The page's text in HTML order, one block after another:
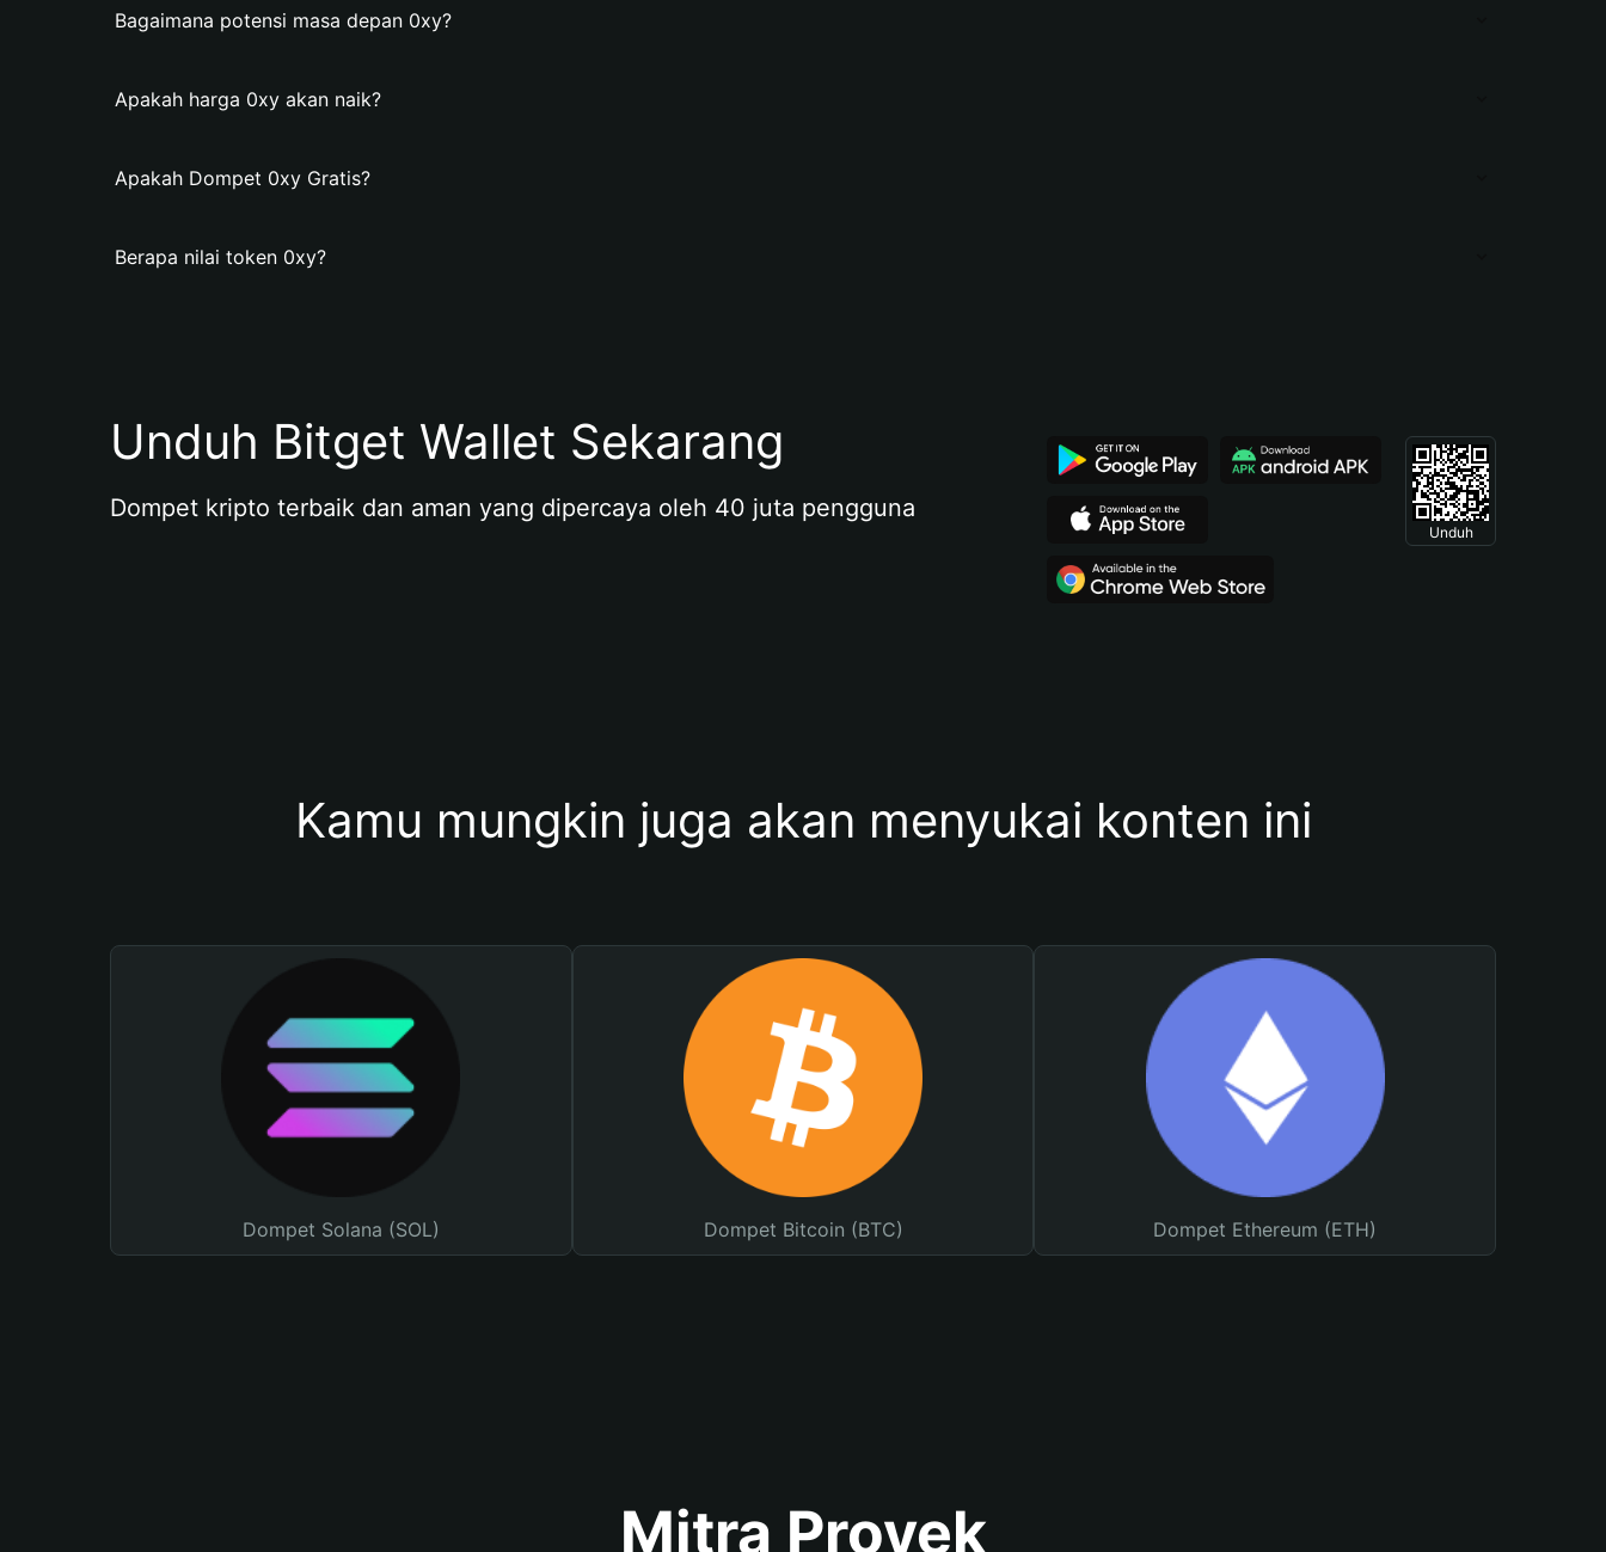
Bagaimana potensi masa depan 0xy?
Apakah harga 0xy akan naik?
Apakah Dompet 0xy Gratis?
Berapa nilai token 0xy?
Unduh Bitget Wallet Sekarang
Dompet kripto terbaik dan aman yang dipercaya oleh 40 juta pengguna
Unduh
Kamu mungkin juga akan menyukai konten ini
Dompet Solana (SOL) Dompet Bitcoin (BTC) Dompet Ethereum (ETH)
Mitra Proyek